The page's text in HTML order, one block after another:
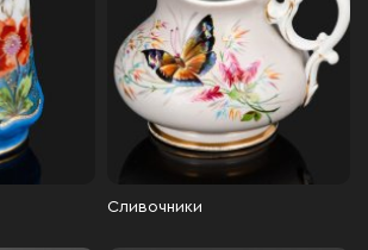
Сливочники